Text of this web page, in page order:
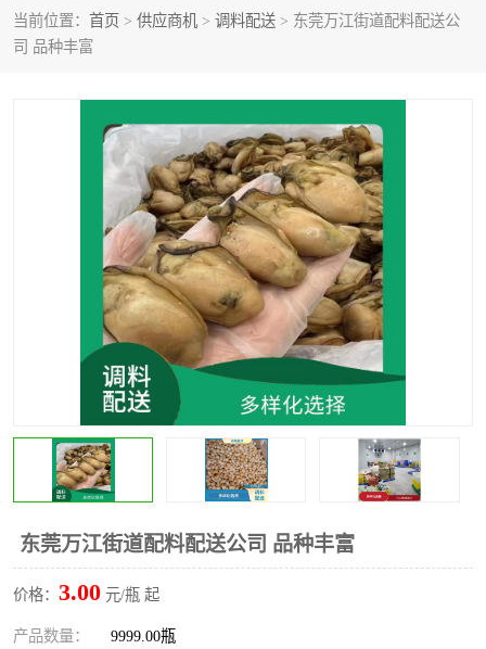
当前位置： 首页 > 供应商机 > 调料配送 > 东莞万江街道配料配送公
司 品种丰富
东莞万江街道配料配送公司 品种丰富
价格： 3.00 元/瓶 起
产品数量： 9999.00瓶
调料配送 企业工厂食堂承包
副食配送